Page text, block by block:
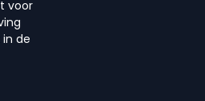
voor
de